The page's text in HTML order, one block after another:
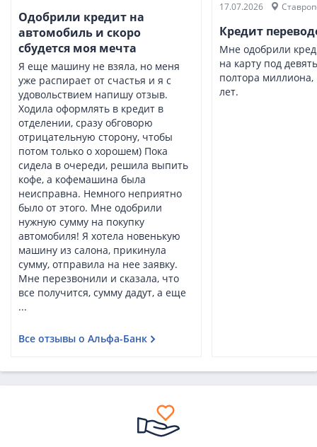
Одобрили кредит на
автомобиль и скоро
сбудется моя мечта
Я еще машину не взяла, но меня
уже распирает от счастья и я с
удовольствием напишу отзыв.
Ходила оформлять в кредит в
отделении, сразу обговорю
отрицательную сторону, чтобы
потом только о хорошем) Пока
сидела в очереди, решила выпить
кофе, а кофемашина была
неисправна. Немного неприятно
было от этого. Мне одобрили
нужную сумму на покупку
автомобиля! Я хотела новенькую
машину из салона, прикинула
сумму, отправила на нее заявку.
Мне перезвонили и сказала, что
все получится, сумму дадут, а еще
...
Все отзывы о Альфа-Банк
17.07.2026
Кредит
Мне одобрили
на карту под
полтора миллиона,
лет.